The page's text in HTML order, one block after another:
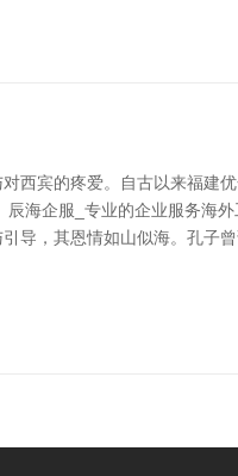
西宾的疼爱。自古以来福建
海企服_专业的企业服务海
导，其恩情如山似海。孔子